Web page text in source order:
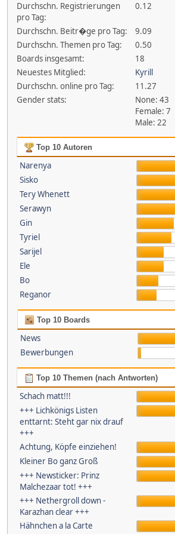
Durchschn. Registrierungen
pro Tag:
0.12
Durchschn. Beitr�ge pro Tag:
9.09
Durchschn. Themen pro Tag:
0.50
Boards insgesamt:
18
Neuestes Mitglied:
Kyrill
Durchschn. online pro Tag:
11.27
Gender stats:
None: 43
Female: 7
Male: 22
Top 10 Autoren
Narenya
Sisko
Tery Whenett
Serawyn
Gin
Tyriel
Sarijel
Ele
Bo
Reganor
Top 10 Boards
News
Bewerbungen
Top 10 Themen (nach Antworten)
Schach matt!!!
+++ Lichkönigs Listen
enttarnt: Steht gar nix drauf
+++
Achtung, Köpfe einziehen!
Kleiner Bo ganz Groß
+++ Newsticker: Prinz
Malchezaar tot! +++
+++ Nethergroll down -
Karazhan clear +++
Hähnchen a la Carte